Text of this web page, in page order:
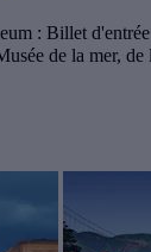
: Billet d'entrée
de la mer, de